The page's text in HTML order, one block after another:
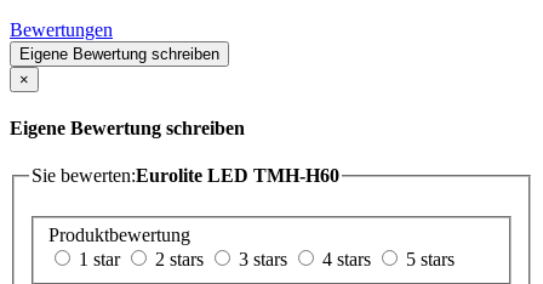
Bewertungen
Eigene Bewertung schreiben
×
Eigene Bewertung schreiben
Sie bewerten:Eurolite LED TMH-H60
Produktbewertung
1 star
2 stars 3 stars 4 stars
5 stars